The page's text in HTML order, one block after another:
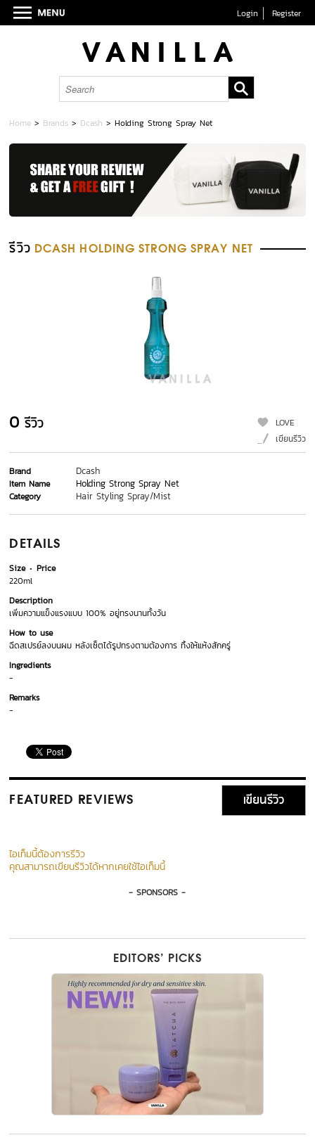
Login Register
Home > Brands > Dcash >Holding Strong Spray Net
รีวิว DCASH HOLDING STRONG SPRAY NET
0 รีวิว
LOVE
เขียนรีวิว
Brand Dcash
Item Name Holding Strong Spray Net
Category Hair Styling Spray/Mist
DETAILS
Size
Price
220ml
Description
เพิ่มความแข็งแรงแบบ 100% อยู่ทรงนานทั้งวัน
How to use
ฉีดสเปรย์ลงบนผม หลังเซ็ตได้รูปทรงตามต้องการ ทิ้งให้แห้งสักครู่
Ingredients
-
Remarks
-
FEATURED REVIEWS เขียนรีวิว
ไอเท็มนี้ต้องการรีวิว
คุณสามารถเขียนรีวิวได้หากเคยใช้ไอเท็มนี้
- SPONSORS -
EDITORS’ PICKS